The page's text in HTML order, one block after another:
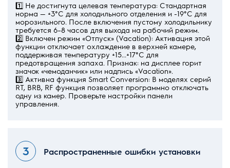
1️⃣ Не достигнута целевая температура: Стандартная
норма — +3°C для холодильного отделения и -19°C для
морозильного. После включения пустому холодильнику
требуется 6–8 часов для выхода на рабочий режим.
2️⃣ Включен режим «Отпуск» (Vacation): Активация этой
функции отключает охлаждение в верхней камере,
поддерживая температуру +15...+17°C для
предотвращения запаха. Признак: на дисплее горит
значок «чемоданчик» или надпись «Vacation».
3️⃣ Активна функция Smart Conversion: В моделях серий
RT, BRB, RF функция позволяет программно отключать
одну из камер. Проверьте настройки панели
управления.
Распространенные ошибки установки